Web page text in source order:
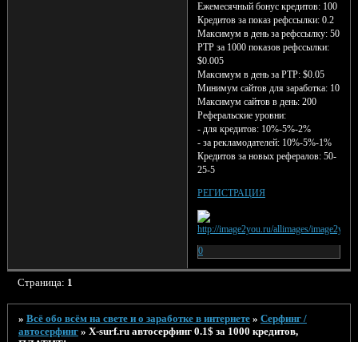
Ежемесячный бонус кредитов: 100
Кредитов за показ рефссылки: 0.2
Максимум в день за рефссылку: 50
PTP за 1000 показов рефссылки:
$0.005
Максимум в день за PTP: $0.05
Минимум сайтов для заработка: 10
Максимум сайтов в день: 200
Реферальские уровни:
- для кредитов: 10%-5%-2%
- за рекламодателей: 10%-5%-1%
Кредитов за новых рефералов: 50-
25-5
РЕГИСТРАЦИЯ
0
Страница: 1
» Всё обо всём на свете и о заработке в интернете » Серфинг /
автосерфинг » X-surf.ru автосерфинг 0.1$ за 1000 кредитов,